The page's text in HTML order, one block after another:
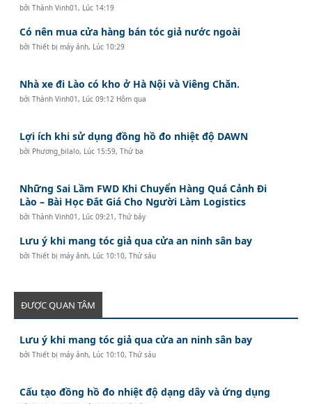
bởiThành Vinh01 , Lúc 14:19
Có nên mua cửa hàng bán tóc giả nước ngoài
bởiThiết bị máy ảnh, Lúc 10:29
Nhà xe đi Lào có kho ở Hà Nội và Viêng Chăn.
bởiThành Vinh01 , Lúc 09:12 Hôm qua
Lợi ích khi sử dụng đồng hồ đo nhiệt độ DAWN
bởi Phương_bilalo, Lúc 15:59, Thứ ba
Những Sai Lầm FWD Khi Chuyển Hàng Quá Cảnh Đi
Lào – Bài Học Đắt Giá Cho Người Làm Logistics
bởiThành Vinh01 , Lúc 09:21, Thứ bảy
Lưu ý khi mang tóc giả qua cửa an ninh sân bay
bởiThiết bị máy ảnh, Lúc 10:10, Thứ sáu
ĐƯỢC QUAN TÂM
Lưu ý khi mang tóc giả qua cửa an ninh sân bay
bởiThiết bị máy ảnh, Lúc 10:10, Thứ sáu
Cấu tạo đồng hồ đo nhiệt độ dạng dây và ứng dụng